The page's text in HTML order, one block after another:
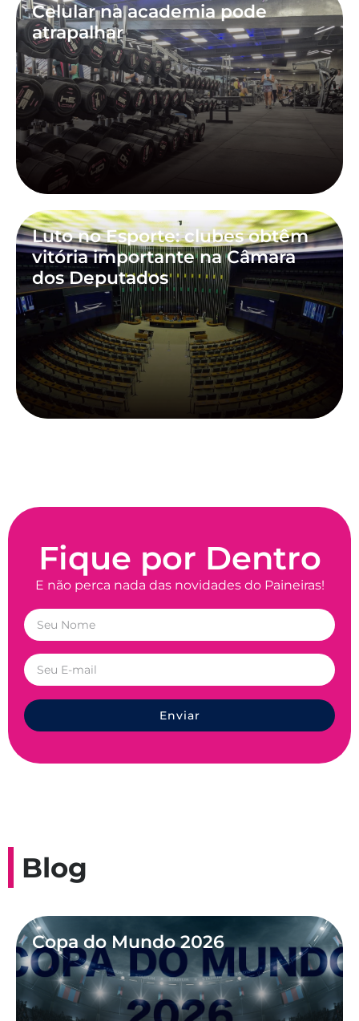
Celular na academia pode
atrapalhar
Luto no Esporte: clubes obtêm
vitória importante na Câmara
dos Deputados
Fique por Dentro
E não perca nada das novidades do Paineiras!
Enviar
Blog
Copa do Mundo 2026